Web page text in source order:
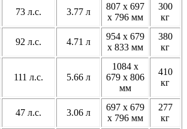
73 л.с. 3.77 л
807 x 697
x 796 мм
300
кг
92 л.с. 4.71 л
954 x 679
x 833 мм
380
кг
111 л.с. 5.66 л
1084 x
679 x 806
мм
410
кг
47 л.с. 3.06 л
697 x 679
x 796 мм
277
кг